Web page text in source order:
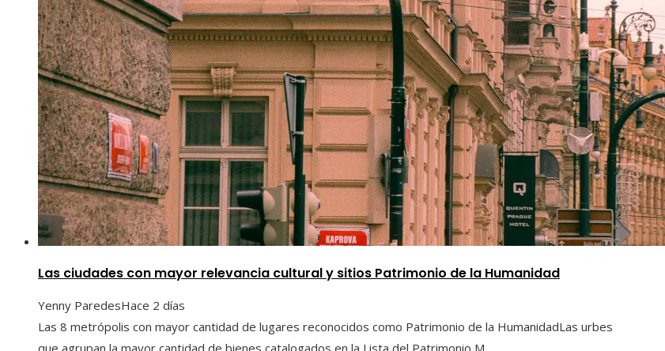
Las ciudades con mayor relevancia cultural y sitios Patrimonio de la Humanidad
Yenny ParedesHace 2 días
Las 8 metrópolis con mayor cantidad de lugares reconocidos como Patrimonio de la HumanidadLas urbes
que agrupan la mayor cantidad de bienes catalogados en la Lista del Patrimonio M...